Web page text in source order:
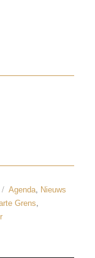
Agenda, Nieuws
Grens,